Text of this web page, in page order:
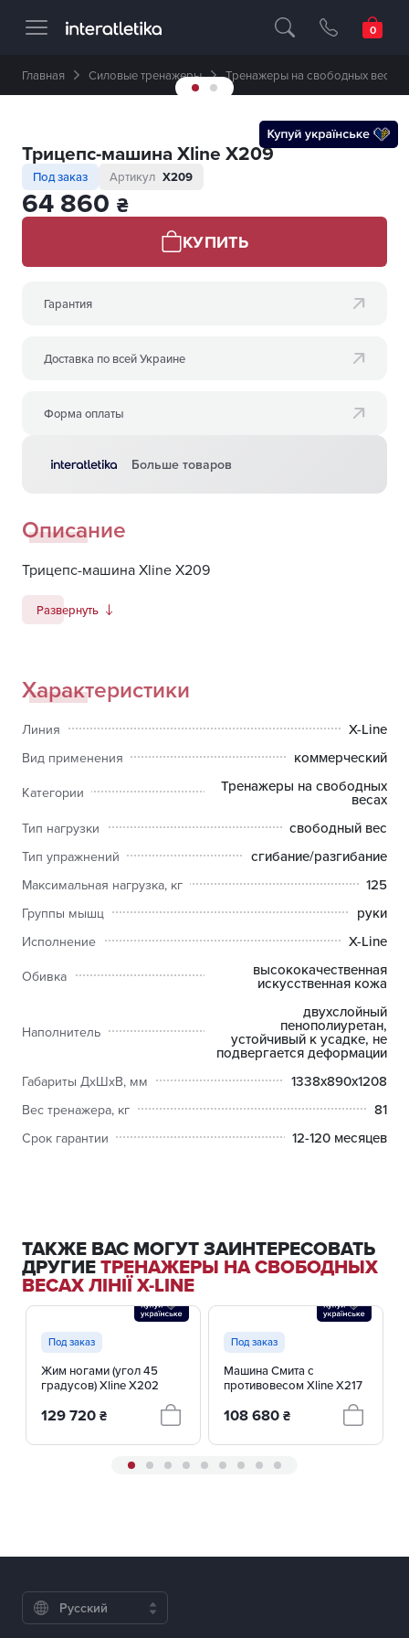
Професійне спортивне обладнання
Главная Силовые тренажеры Тренажеры на свободных весах
Трицепс-машина Xline X209
Под заказ Артикул X209
64 860 ₴
КУПИТЬ
Гарантия
Доставка по всей Украине
Форма оплаты
Больше товаров
Описание
Трицепс-машина Xline X209
Развернуть
Характеристики
Линия X-Line
Вид применения коммерческий
Категории Тренажеры на свободных
весах
Тип нагрузки свободный вес
Тип упражнений сгибание/разгибание
Максимальная нагрузка, кг 125
Группы мышц руки
Исполнение X-Line
Обивка высококачественная
искусственная кожа
Наполнитель
двухслойный
пенополиуретан,
устойчивый к усадке, не
подвергается деформации
Габариты ДхШхВ, мм 1338х890х1208
Вес тренажера, кг 81
Срок гарантии 12-120 месяцев
ТАКЖЕ ВАС МОГУТ ЗАИНТЕРЕСОВАТЬ
ДРУГИЕТРЕНАЖЕРЫ НА СВОБОДНЫХ
ВЕСАХ ЛІНІЇ X-LINE
Под заказ
Жим ногами (угол 45
градусов) Xline X202
129 720 ₴
Под заказ
Машина Смита с
противовесом Xline X217
108 680 ₴
Русский